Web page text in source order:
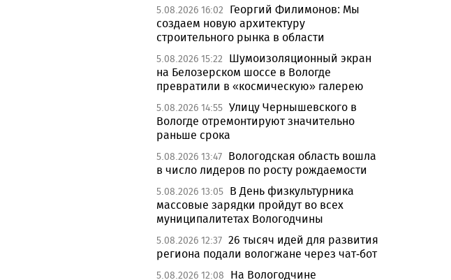
5.08.2026 16:02
Георгий Филимонов: Мы
создаем новую архитектуру
строительного рынка в области
5.08.2026 15:22
Шумоизоляционный экран
на Белозерском шоссе в Вологде
превратили в «космическую» галерею
5.08.2026 14:55 Улицу Чернышевского в
Вологде отремонтируют значительно
раньше срока
5.08.2026 13:47 Вологодская область вошла
в число лидеров по росту рождаемости
5.08.2026 13:05 В День физкультурника
массовые зарядки пройдут во всех
муниципалитетах Вологодчины
5.08.2026 12:37 26 тысяч идей для развития
региона подали вологжане через чат-бот
5.08.2026 12:08
На Вологодчине